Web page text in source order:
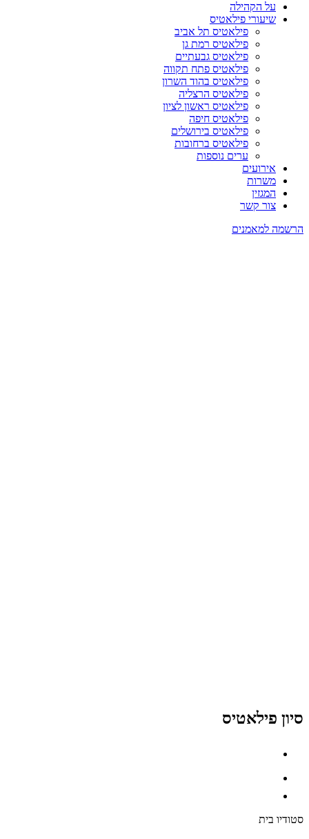
על הקהילה
שיעורי פילאטיס
פילאטיס תל אביב
פילאטיס רמת גן
פילאטיס גבעתיים
פילאטיס פתח תקווה
פילאטיס בהוד השרון
פילאטיס הרצליה
פילאטיס ראשון לציון
פילאטיס חיפה
פילאטיס בירושלים
פילאטיס ברחובות
ערים נוספות
אירועים
משרות
המגזין
צור קשר
הרשמה למאמנים
סיון פילאטיס
סטודיו בית